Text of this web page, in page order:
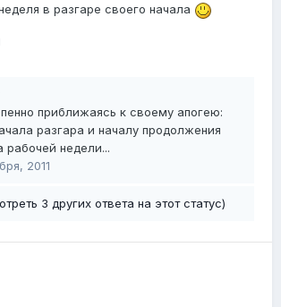
в разгаре своего начала
приближаясь к своему апогею:
разгара и началу продолжения
рабочей недели...
2011
3 других ответа на этот статус)